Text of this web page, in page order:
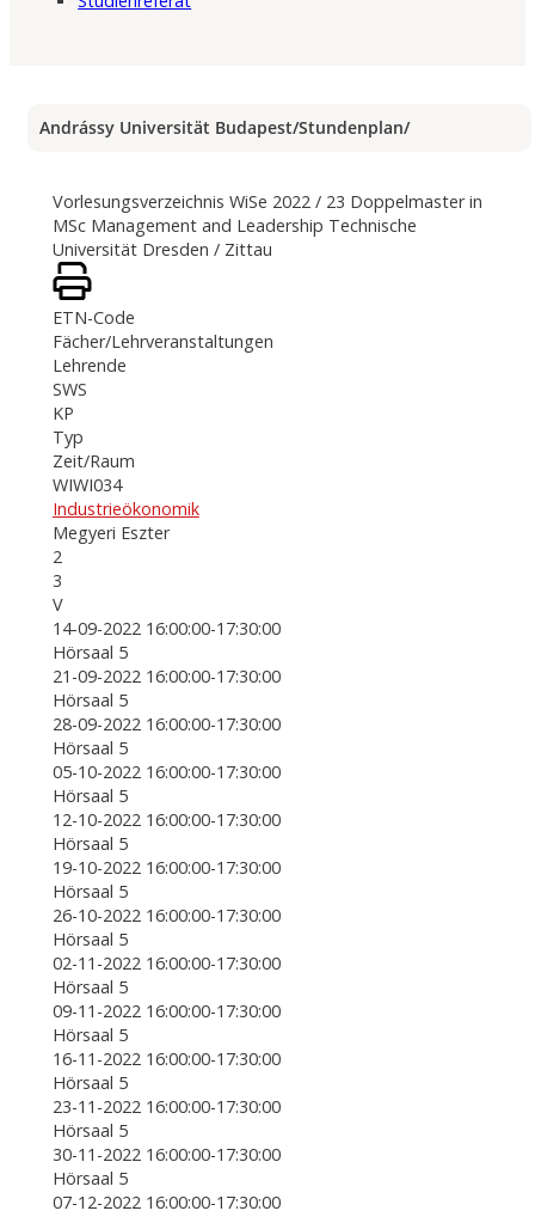
Andrássy Universität Budapest/Stundenplan/
Vorlesungsverzeichnis WiSe 2022 / 23 Doppelmaster in
MSc Management and Leadership Technische
Universität Dresden / Zittau
ETN-Code
Fächer/Lehrveranstaltungen
Lehrende
SWS
KP
Typ
Zeit/Raum
WIWI034
Industrieökonomik
Megyeri Eszter
2
3
V
14-09-2022 16:00:00-17:30:00
Hörsaal 5
21-09-2022 16:00:00-17:30:00
Hörsaal 5
28-09-2022 16:00:00-17:30:00
Hörsaal 5
05-10-2022 16:00:00-17:30:00
Hörsaal 5
12-10-2022 16:00:00-17:30:00
Hörsaal 5
19-10-2022 16:00:00-17:30:00
Hörsaal 5
26-10-2022 16:00:00-17:30:00
Hörsaal 5
02-11-2022 16:00:00-17:30:00
Hörsaal 5
09-11-2022 16:00:00-17:30:00
Hörsaal 5
16-11-2022 16:00:00-17:30:00
Hörsaal 5
23-11-2022 16:00:00-17:30:00
Hörsaal 5
30-11-2022 16:00:00-17:30:00
Hörsaal 5
07-12-2022 16:00:00-17:30:00